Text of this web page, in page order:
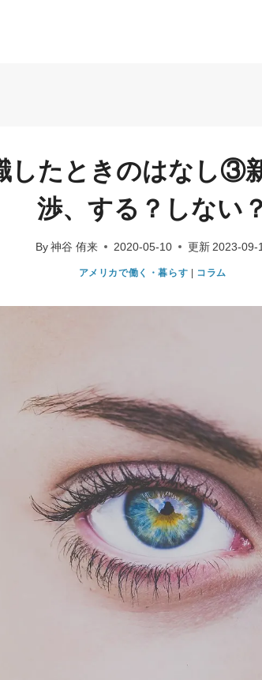
したときのはなし③
渉、する？しない？
By 神谷 侑来 2020-05-10 更新 2023-09-
アメリカで働く・暮らす コラム